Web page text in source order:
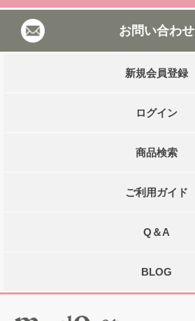
お問い合わせ
新規会員登録
ログイン
商品検索
ご利用ガイド
Q＆A
BLOG